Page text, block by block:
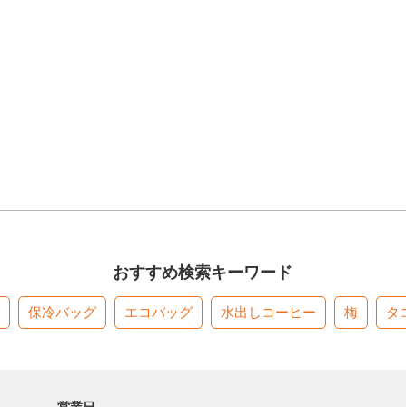
おすすめ検索キーワード
保冷バッグ エコバッグ 水出しコーヒー 梅 タ